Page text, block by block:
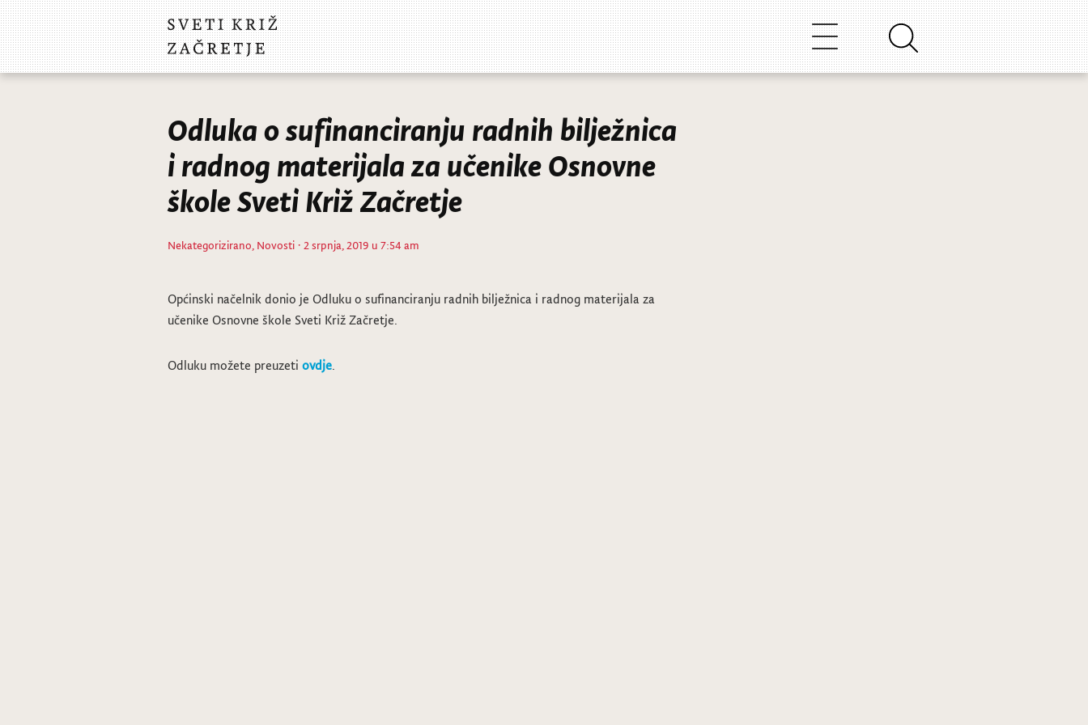
Odluka o sufinanciranju radnih bilježnica
i radnog materijala za učenike Osnovne
škole Sveti Križ Začretje
Nekategorizirano, Novosti · 2 srpnja, 2019 u 7:54 am
Općinski načelnik donio je Odluku o sufinanciranju radnih bilježnica i radnog materijala za
učenike Osnovne škole Sveti Križ Začretje.
Odluku možete preuzeti ovdje.